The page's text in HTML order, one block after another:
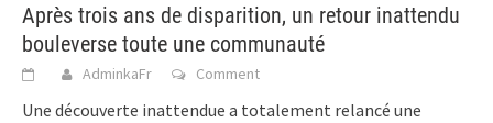
Après trois ans de disparition, un retour inattendu
bouleverse toute une communauté
AdminkaFr Comment
Une découverte inattendue a totalement relancé une